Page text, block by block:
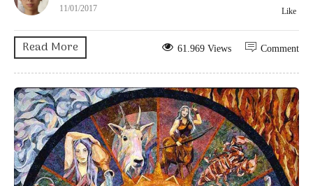
11/01/2017 Like
Read More Comment
61.969 Views